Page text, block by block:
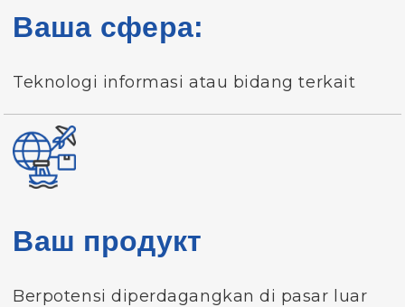
Ваша сфера:
Teknologi informasi atau bidang terkait
Ваш продукт
Berpotensi diperdagangkan di pasar luar